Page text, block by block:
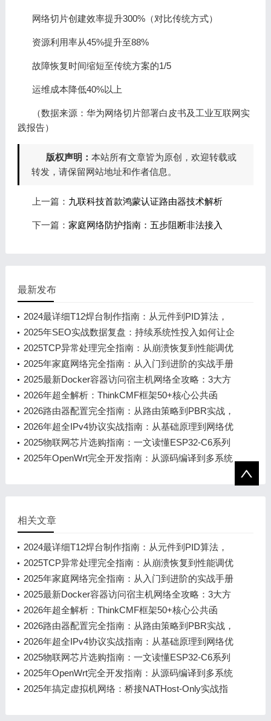
网络切片创建效率提升300%（对比传统方式）
资源利用率从45%提升至88%
故障恢复时间缩短至传统方案的1/5
运维成本降低40%以上
（数据来源：华为网络切片部署白皮书及工业互联网实
践报告）
版权声明： 本站所有文章皆为原创，欢迎转载或
转发，请保留网站地址和作者信息。
上一篇： 九联科技首款鸿蒙认证路由器技术解析
下一篇： 家庭网络防护指南：五步阻断非法接入
最新发布
2024最详细T12焊台制作指南：从元件到PID算法，
新手也能看懂的STM32实战教程
2025年SEO实战数据复盘：持续系统性投入如何让企
业站排名稳增120%
2025TCP异常处理完全指南：从崩溃恢复到性能调优
2025年家庭网络完全指南：从入门到进阶的实战手册
2025最新Docker容器访问宿主机网络全攻略：3大方
案+10个避坑技巧，新手也能秒懂
2026年超全解析：ThinkCMF框架50+核心公共函
数，新手小白也能秒懂的实用指南
2026路由器配置完全指南：从路由策略到PBR实战，
小白也能看懂的网络优化手册
2026年超全IPv4协议实战指南：从基础原理到网络优
化
2025物联网芯片选购指南：一文读懂ESP32-C6系列
的4大核心优势与10项实用技巧
2025年OpenWrt完全开发指南：从源码编译到多系统
相关文章
2024最详细T12焊台制作指南：从元件到PID算法，
新手也能看懂的STM32实战教程
2025TCP异常处理完全指南：从崩溃恢复到性能调优
2025年家庭网络完全指南：从入门到进阶的实战手册
2025最新Docker容器访问宿主机网络全攻略：3大方
案+10个避坑技巧，新手也能秒懂
2026年超全解析：ThinkCMF框架50+核心公共函
数，新手小白也能秒懂的实用指南
2026路由器配置完全指南：从路由策略到PBR实战，
小白也能看懂的网络优化手册
2026年超全IPv4协议实战指南：从基础原理到网络优
化
2025物联网芯片选购指南：一文读懂ESP32-C6系列
的4大核心优势与10项实用技巧
2025年OpenWrt完全开发指南：从源码编译到多系统
部署的7大核心技能
2025年搞定虚拟机网络：桥接NATHost-Only实战指